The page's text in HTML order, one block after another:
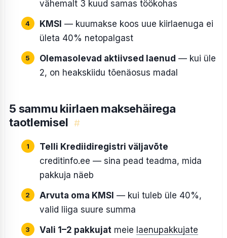
vähemalt 3 kuud samas töökohas
KMSI — kuumakse koos uue kiirlaenuga ei
ületa 40% netopalgast
Olemasolevad aktiivsed laenud — kui üle
2, on heakskiidu tõenäosus madal
5 sammu kiirlaen maksehäirega
taotlemisel #
Telli Krediidiregistri väljavõte
creditinfo.ee — sina pead teadma, mida
pakkuja näeb
Arvuta oma KMSI — kui tuleb üle 40%,
valid liiga suure summa
Vali 1–2 pakkujat meie laenupakkujate